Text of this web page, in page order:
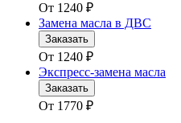
От 1240 ₽
Замена масла в ДВС
Заказать
От 1240 ₽
Экспресс-замена масла
Заказать
От 1770 ₽